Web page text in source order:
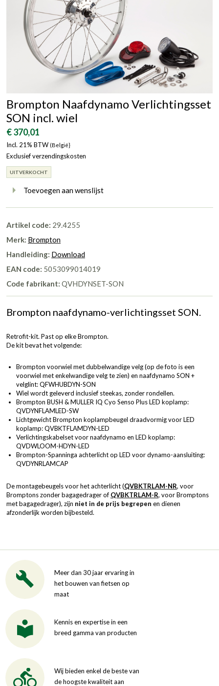
Brompton Naafdynamo Verlichtingsset
SON incl. wiel
€ 370,01
Incl. 21% BTW (België}
Exclusief verzendingskosten
UITVERKOCHT
Toevoegen aan wenslijst
Artikel code: 29.4255
Merk: Brompton
Handleiding: Download
EAN code: 5053099014019
Code fabrikant: QVHDYNSET-SON
Brompton naafdynamo-verlichtingsset SON.
Retrofit-kit. Past op elke Brompton.
De kit bevat het volgende:
Brompton voorwiel met dubbelwandige velg (op de foto is een
voorwiel met enkelwandige velg te zien) en naafdynamo SON +
velglint:QFWHUBDYN-SON
Wiel wordt geleverd inclusief steekas, zonder rondellen.
Brompton BUSH & MULLER IQ Cyo Senso Plus LED koplamp:
QVDYNFLAMLED-SW
Lichtgewicht Brompton koplampbeugel draadvormig voor LED
koplamp: QVBKTFLAMDYN-LED
Verlichtingskabelset voor naafdynamo en LED koplamp:
QVDWLOOM-HDYN-LED
Brompton-Spanninga achterlicht op LED voor dynamo-aansluiting:
QVDYNRLAMCAP
De montagebeugels voor het achterlicht (QVBKTRLAM-NR, voor
Bromptons zonder bagagedrager of QVBKTRLAM-R, voor Bromptons
met bagagedrager), zijn niet in de prijs begrepen en dienen
afzonderlijk worden bijbesteld.
Meer dan 30 jaar ervaring in
het bouwen van fietsen op
maat
Kennis en expertise in een
breed gamma van producten
Wij bieden enkel de beste van
de hoogste kwaliteit aan